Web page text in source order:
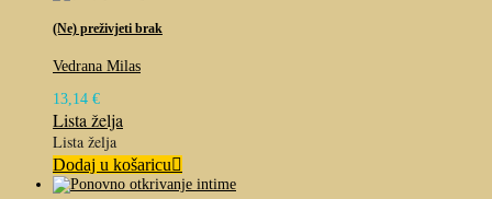
(Ne) preživjeti brak
Vedrana Milas
13,14 €
Lista želja
Lista želja
Dodaj u košaricu